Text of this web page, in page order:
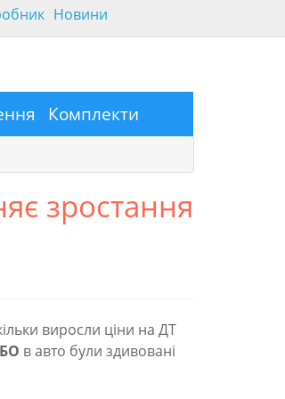
Новини
Комплекти
зростання
виросли ціни на ДТ
в авто були здивовані